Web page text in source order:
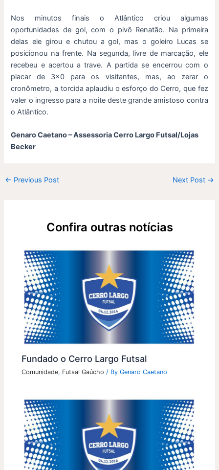
Nos minutos finais o Atlântico criou algumas
oportunidades de gol, com o pivô Renatão. Na primeira
delas ele girou e chutou a gol, mas o goleiro Lucas se
posicionou na frente. Na segunda, livre de marcação, ele
recebeu e acertou a trave. A partida se encerrou com o
placar de 3×0 para os visitantes, mas, ao zerar o
cronômetro, a torcida aplaudiu o esforço do Cerro, que fez
valer o ingresso para a noite deste grande amistoso contra
o Atlântico.
Genaro Caetano – Assessoria Cerro Largo Futsal/Lojas
Becker
← Previous Post Next Post →
Confira outras notícias
Fundado o Cerro Largo Futsal
Comunidade, Futsal Gaúcho / ByGenaro Caetano